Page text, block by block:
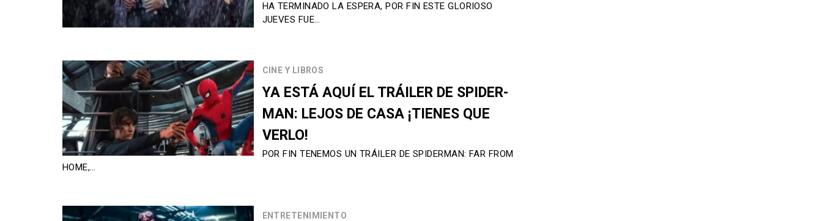
HA TERMINADO LA ESPERA, POR FIN ESTE GLORIOSO
JUEVES FUE…
CINE Y LIBROS
YA ESTÁ AQUÍ EL TRÁILER DE SPIDER-
MAN: LEJOS DE CASA ¡TIENES QUE
VERLO!
POR FIN TENEMOS UN TRÁILER DE SPIDERMAN: FAR FROM
HOME,…
ENTRETENIMIENTO